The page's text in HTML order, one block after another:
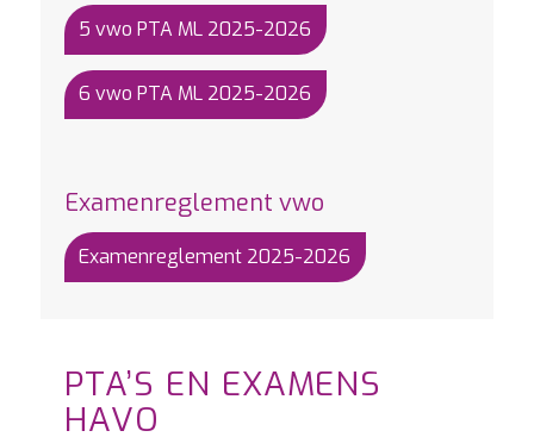
5 vwo PTA ML 2025-2026
6 vwo PTA ML 2025-2026
Examenreglement vwo
Examenreglement 2025-2026
PTA’S EN EXAMENS
HAVO